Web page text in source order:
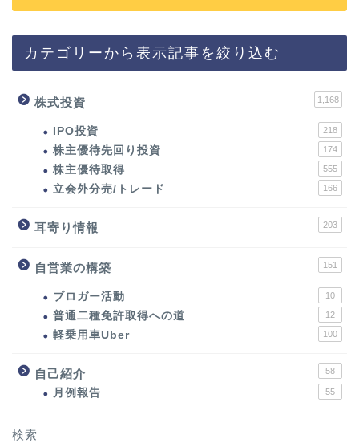
カテゴリーから表示記事を絞り込む
株式投資 1,168
IPO投資 218
株主優待先回り投資 174
株主優待取得 555
立会外分売/トレード 166
耳寄り情報 203
自営業の構築 151
ブロガー活動 10
普通二種免許取得への道 12
軽乗用車Uber 100
自己紹介 58
月例報告 55
検索